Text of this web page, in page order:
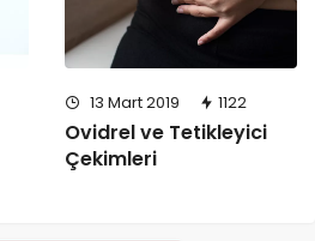
13 Mart 2019 1122
Ovidrel ve Tetikleyici
Çekimleri